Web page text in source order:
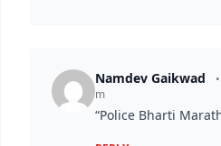
Namdev Gaikwad •
m
“Police Bharti